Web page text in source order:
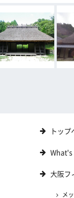
トップ
What's
大阪フ
メ